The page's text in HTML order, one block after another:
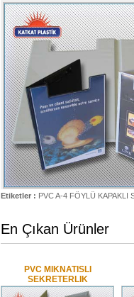
Etiketler : PVC A-4 FÖYLÜ KAPAKLI
En Çıkan Ürünler
PVC MIKNATISLI
SEKRETERLIK